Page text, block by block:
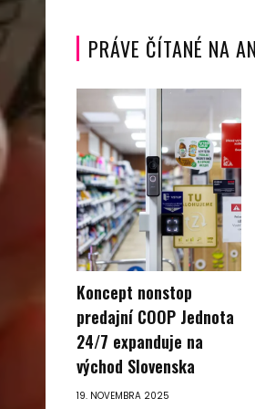
PRÁVE ČÍTANÉ NA
Koncept nonstop
predajní COOP Jednota
24/7 expanduje na
východ Slovenska
19. NOVEMBRA 2025